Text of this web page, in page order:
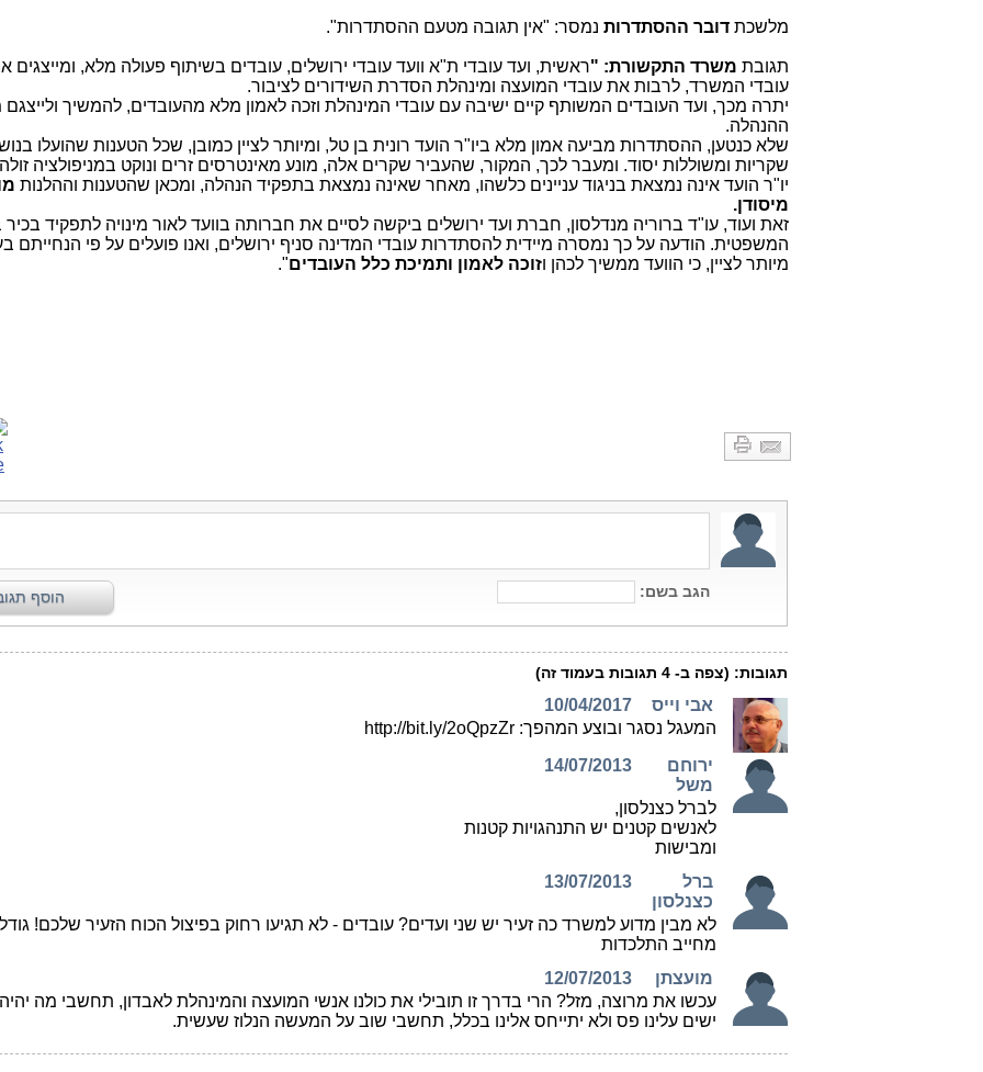
מלשכתדובר ההסתדרות נמסר: "אין תגובה מטעם ההסתדרות".
תגובת משרד התקשורת: "ראשית, ועד עובדי ת"א וועד עובדי ירושלים, עובדים בשיתוף פעולה מלא, ומייצגים
עובדי המשרד, לרבות את עובדי המועצה ומינהלת הסדרת השידורים לציבור.
יתרה מכך, ועד העובדים המשותף קיים ישיבה עם עובדי המינהלת וזכה לאמון מלא מהעובדים, להמשיך ולייצגם
ההנהלה.
שלא כנטען, ההסתדרות מביעה אמון מלא ביו"ר הועד רונית בן טל, ומיותר לציין כמובן, שכל הטענות שהועלו
שקריות ומשוללות יסוד. ומעבר לכך, המקור, שהעביר שקרים אלה, מונע מאינטרסים זרים ונוקט במניפולציה
יו"ר הועד אינה נמצאת בניגוד עניינים כלשהו, מאחר שאינה נמצאת בתפקיד הנהלה, ומכאן שהטענות וההלנות
מיסודן.
זאת ועוד, עו"ד ברוריה מנדלסון, חברת ועד ירושלים ביקשה לסיים את חברותה בוועד לאור מינויה לתפקיד
המשפטית. הודעה על כך נמסרה מיידית להסתדרות עובדי המדינה סניף ירושלים, ואנו פועלים על פי הנחייתם
מיותר לציין, כי הוועד ממשיך לכהן וזוכה לאמון ותמיכת כלל העובדים".